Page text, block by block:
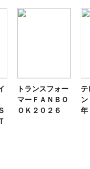
トランスフォー
マーＦＡＮＢＯ
ＯＫ２０２６